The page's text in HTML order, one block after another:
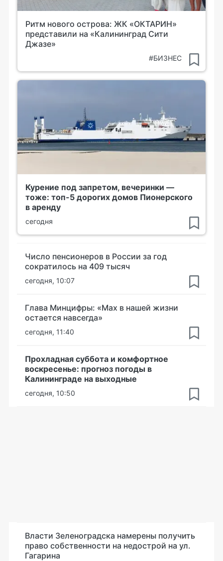
Ритм нового острова: ЖК «ОКТАРИН»
представили на «Калининград Сити
Джазе»
#БИЗНЕС
Курение под запретом, вечеринки —
тоже: топ-5 дорогих домов Пионерского
в аренду
сегодня
Число пенсионеров в России за год
сократилось на 409 тысяч
сегодня, 10:07
Глава Минцифры: «Мах в нашей жизни
остается навсегда»
сегодня, 11:40
Прохладная суббота и комфортное
воскресенье: прогноз погоды в
Калининграде на выходные
сегодня, 10:50
Власти Зеленоградска намерены получить
право собственности на недострой на ул.
Гагарина